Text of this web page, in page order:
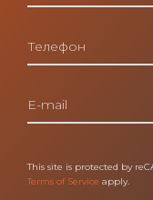
This site is protected by
Terms of Service apply.